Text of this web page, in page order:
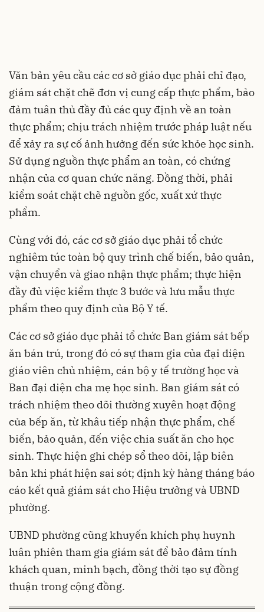
Văn bản yêu cầu các cơ sở giáo dục phải chỉ đạo,
giám sát chặt chẽ đơn vị cung cấp thực phẩm, bảo
đảm tuân thủ đầy đủ các quy định về an toàn
thực phẩm; chịu trách nhiệm trước pháp luật nếu
để xảy ra sự cố ảnh hưởng đến sức khỏe học sinh.
Sử dụng nguồn thực phẩm an toàn, có chứng
nhận của cơ quan chức năng. Đồng thời, phải
kiểm soát chặt chẽ nguồn gốc, xuất xứ thực
phẩm.
Cùng với đó, các cơ sở giáo dục phải tổ chức
nghiêm túc toàn bộ quy trình chế biến, bảo quản,
vận chuyển và giao nhận thực phẩm; thực hiện
đầy đủ việc kiểm thực 3 bước và lưu mẫu thực
phẩm theo quy định của Bộ Y tế.
Các cơ sở giáo dục phải tổ chức Ban giám sát bếp
ăn bán trú, trong đó có sự tham gia của đại diện
giáo viên chủ nhiệm, cán bộ y tế trường học và
Ban đại diện cha mẹ học sinh. Ban giám sát có
trách nhiệm theo dõi thường xuyên hoạt động
của bếp ăn, từ khâu tiếp nhận thực phẩm, chế
biến, bảo quản, đến việc chia suất ăn cho học
sinh. Thực hiện ghi chép sổ theo dõi, lập biên
bản khi phát hiện sai sót; định kỳ hàng tháng báo
cáo kết quả giám sát cho Hiệu trưởng và UBND
phường.
UBND phường cũng khuyến khích phụ huynh
luân phiên tham gia giám sát để bảo đảm tính
khách quan, minh bạch, đồng thời tạo sự đồng
thuận trong cộng đồng.